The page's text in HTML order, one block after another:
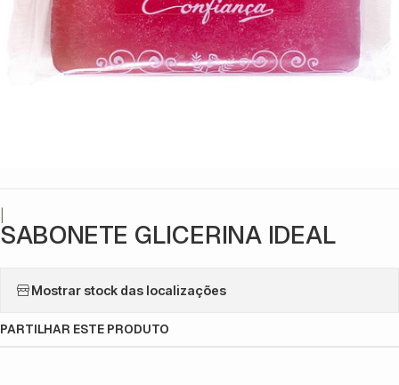
SABONETE GLICERINA IDEAL
Mostrar stock das localizações
PARTILHAR ESTE PRODUTO